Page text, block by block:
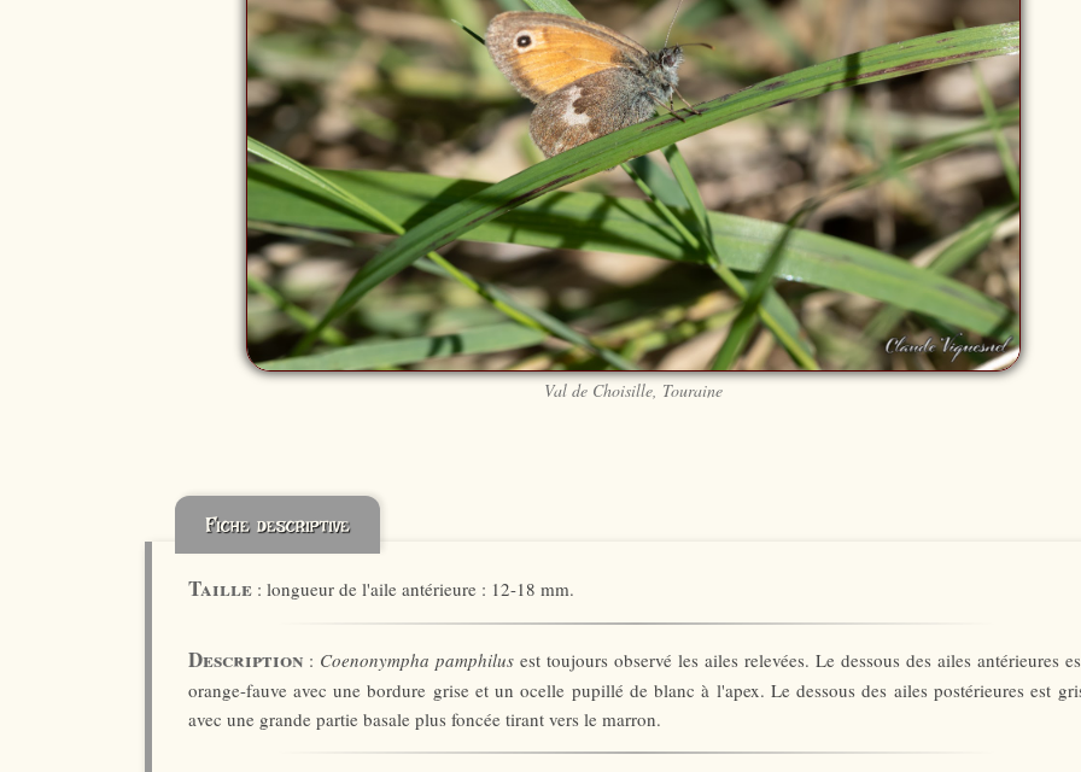
Val de Choisille, Touraine
Fiche descriptive
Taille: longueur de l'aile antérieure : 12-18 mm.
Description : Coenonympha pamphilus est toujours observé les ailes relevées. Le dessous des ailes antérieures
orange-fauve avec une bordure grise et un ocelle pupillé de blanc à l'apex. Le dessous des ailes postérieures est
avec une grande partie basale plus foncée tirant vers le marron.